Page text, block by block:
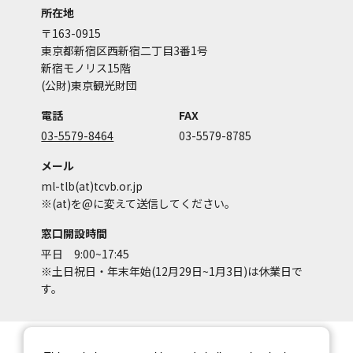
所在地
〒163-0915
東京都新宿区西新宿二丁目3番1号
新宿モノリス15階
(公財)東京観光財団
電話
03-5579-8464
FAX
03-5579-8785
メール
ml-tlb(at)tcvb.or.jp
※(at)を@に変えて送信してください。
窓口開設時間
平日 9:00~17:45
※土日祝日・年末年始(12月29日~1月3日)は休業日で
す。
サイトマップ サイトポリシー